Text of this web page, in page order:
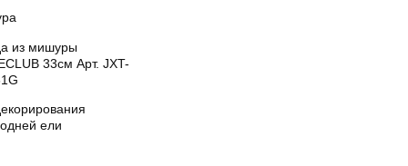
из мишуры
33см Арт. JXT-
ели